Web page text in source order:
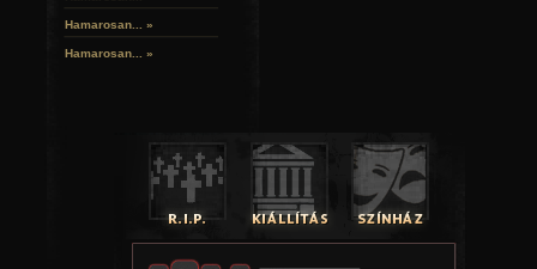
Hamarosan... »
Hamarosan... »